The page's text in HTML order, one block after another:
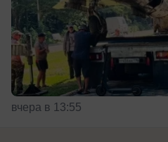
вчера в 13:55